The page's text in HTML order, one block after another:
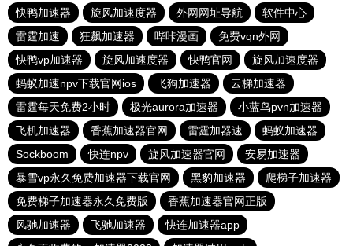
快鸭加速器
旋风加速度器 外网网址导航
软件中心
雷霆加速
狂飙加速器 哔咔漫画
免费vqn外网
快鸭vp加速器
旋风加速度器 快鸭官网
旋风加速度器
蚂蚁加速npv下载官网ios
飞狗加速器
云梯加速器
雷霆每天免费2小时
极光aurora加速器
小蓝鸟pvn加速器
飞机加速器
香蕉加速器官网 雷霆加器速
蚂蚁加速器
Sockboom
快连npv 旋风加速器官网
安易加速器
暴雪vp永久免费加速器下载官网
黑豹加速器
爬梯子加速器
免费梯子加速器永久免费版
香蕉加速器官网正版
风驰加速器
飞驰加速器
快连加速器app